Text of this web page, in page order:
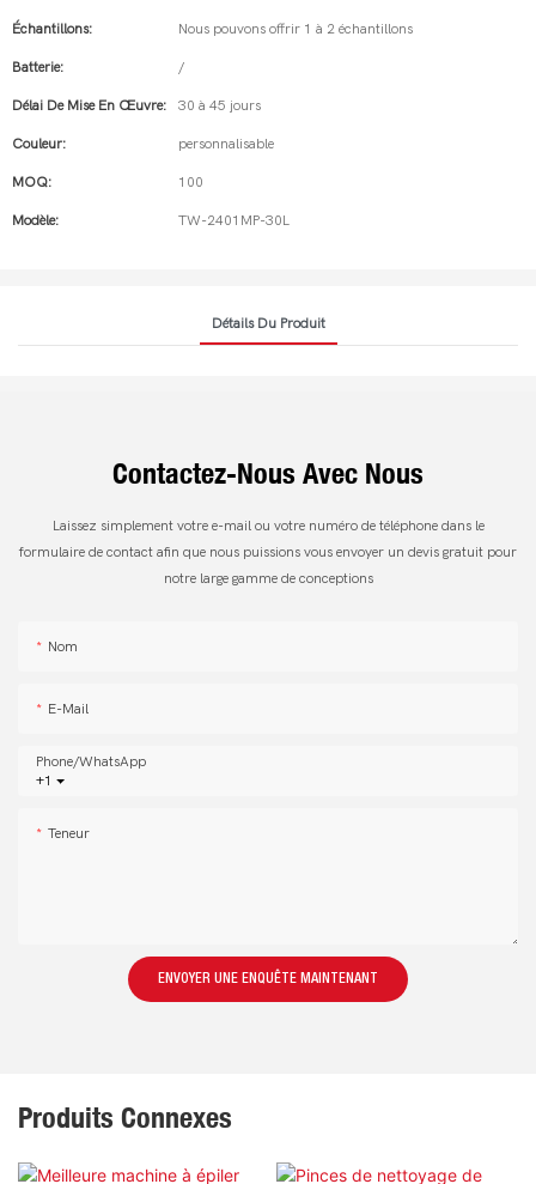
Échantillons: Nous pouvons offrir 1 à 2 échantillons
Batterie: /
Délai De Mise En Œuvre: 30 à 45 jours
Couleur: personnalisable
MOQ: 100
Modèle: TW-2401MP-30L
Détails Du Produit
Contactez-Nous Avec Nous
Laissez simplement votre e-mail ou votre numéro de téléphone dans le
formulaire de contact afin que nous puissions vous envoyer un devis gratuit pour
notre large gamme de conceptions
Nom
E-Mail
+1
Phone/whatsApp
Teneur
ENVOYER UNE ENQUÊTE MAINTENANT
Produits Connexes